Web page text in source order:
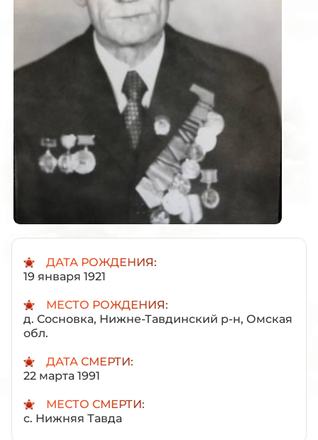
ДАТА РОЖДЕНИЯ:
19 января 1921
МЕСТО РОЖДЕНИЯ:
д. Сосновка, Нижне-Тавдинский р-н, Омская
обл.
ДАТА СМЕРТИ:
22 марта 1991
МЕСТО СМЕРТИ:
с. Нижняя Тавда